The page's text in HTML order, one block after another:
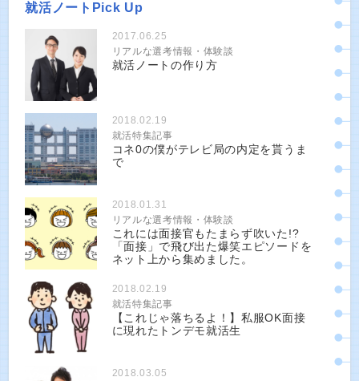
就活ノートPick Up
2017.06.25
リアルな選考情報・体験談
就活ノートの作り方
2018.02.19
就活特集記事
コネ0の僕がテレビ局の内定を貰うま
で
2018.01.31
リアルな選考情報・体験談
これには面接官もたまらず吹いた!?
「面接」で飛び出た爆笑エピソードを
ネット上から集めました。
2018.02.19
就活特集記事
【これじゃ落ちるよ！】私服OK面接
に現れたトンデモ就活生
2018.03.05